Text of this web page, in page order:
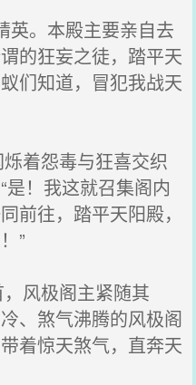
。本殿主要亲自去
的狂妄之徒，踏平天
们知道，冒犯我战天
着怨毒与狂喜交织
！我这就召集阁内
前往，踏平天阳殿，
”
风极阁主紧随其
、煞气沸腾的风极阁
着惊天煞气，直奔天